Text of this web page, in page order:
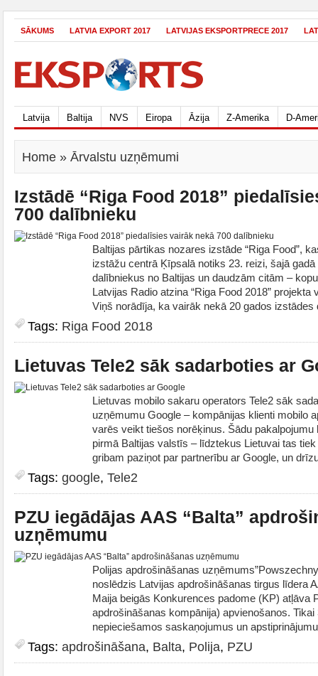
SĀKUMS LATVIA EXPORT 2017 LATVIJAS EKSPORTPRECE 2017
Latvija Baltija NVS Eiropa Āzija Z-Amerika D-
Home » Ārvalstu uzņēmumi
Izstādē “Riga Food 2018”
700 dalībnieku
Baltijas pārtikas nozares izstāde “Riga Food”,
izstāžu centrā Ķīpsalā notiks 23. reizi, šajā
dalībniekus no Baltijas un daudzām citām –
Latvijas Radio atzina “Riga Food 2018”
Viņš norādīja, ka vairāk nekā 20 gados
Tags: Riga Food 2018
Lietuvas Tele2 sāk sadarboties ar
Lietuvas mobilo sakaru operators Tele2 sāk
uzņēmumu Google – kompānijas klienti mobilo
varēs veikt tiešos norēķinus. Šādu
pirmā Baltijas valstīs – līdztekus Lietuvai tas
gribam paziņot par partnerību ar Google, un
Tags: google, Tele2
PZU iegādājas AAS “Balta”
uzņēmumu
Polijas apdrošināšanas
noslēdzis Latvijas apdrošināšanas tirgus līdera
Maija beigās Konkurences padome (KP) atļāva
apdrošināšanas kompānija) apvienošanos.
nepieciešamos saskaņojumus un
Tags: apdrošināšana, Balta, Polija, PZU